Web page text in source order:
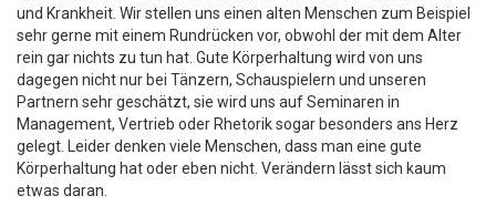
und Krankheit. Wir stellen uns einen alten Menschen zum Beispiel
sehr gerne mit einem Rundrücken vor, obwohl der mit dem Alter
rein gar nichts zu tun hat. Gute Körperhaltung wird von uns
dagegen nicht nur bei Tänzern, Schauspielern und unseren
Partnern sehr geschätzt, sie wird uns auf Seminaren in
Management, Vertrieb oder Rhetorik sogar besonders ans Herz
gelegt. Leider denken viele Menschen, dass man eine gute
Körperhaltung hat oder eben nicht. Verändern lässt sich kaum
etwas daran.